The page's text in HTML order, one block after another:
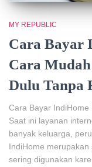
MY REPUBLIC
Cara Bayar
Cara
Dulu Tanpa
Cara Bayar
Saat ini layanan
banyak keluarga,
IndiHome
sering digunakan